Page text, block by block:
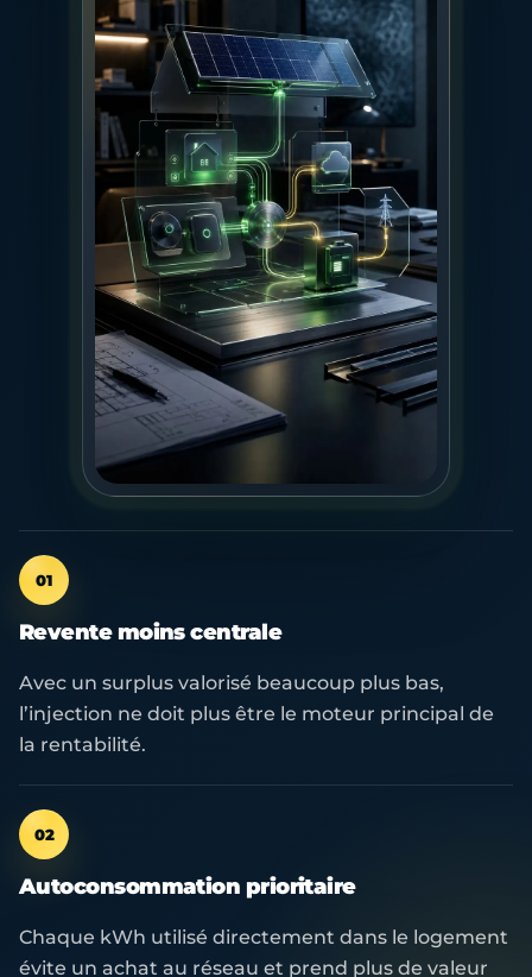
01
Revente moins centrale
Avec un surplus valorisé beaucoup plus bas,
l’injection ne doit plus être le moteur principal de
la rentabilité.
02
Autoconsommation prioritaire
Chaque kWh utilisé directement dans le logement
évite un achat au réseau et prend plus de valeur